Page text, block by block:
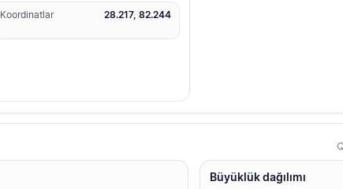
Koordinatlar 28.217, 82.244
Büyüklük dağılımı